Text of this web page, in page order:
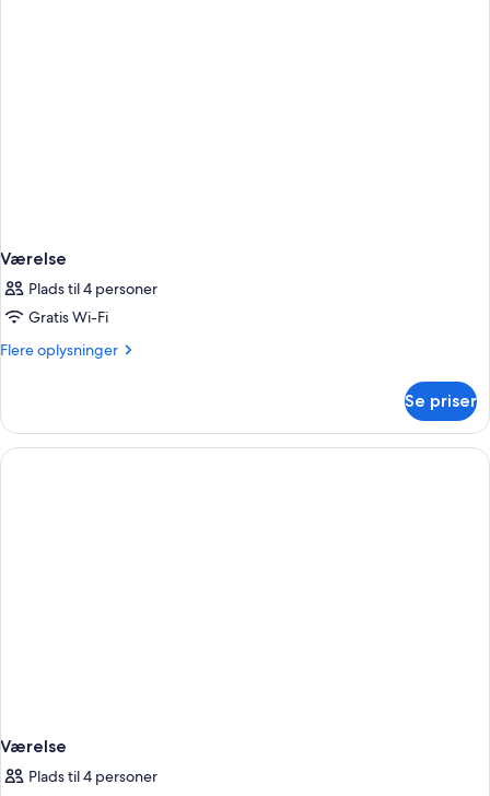
Værelse
Plads til 4 personer
Gratis Wi-Fi
Flere oplysninger
Flere
Se priser
Værelse
Plads til 4 personer